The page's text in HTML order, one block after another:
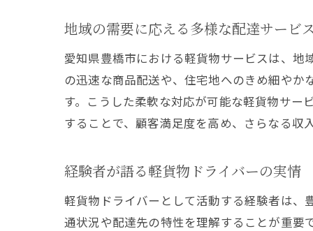
地域の需要に応える多様な配達サービ
愛知県豊橋市における軽貨物サービスは、
の迅速な商品配送や、住宅地へのきめ細や
す。こうした柔軟な対応が可能な軽貨物サー
することで、顧客満足度を高め、さらなる収
経験者が語る軽貨物ドライバーの実情
軽貨物ドライバーとして活動する経験者は、
通状況や配達先の特性を理解することが重要